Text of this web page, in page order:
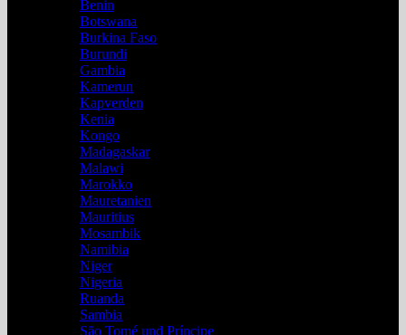
Benin
Botswana
Burkina Faso
Burundi
Gambia
Kamerun
Kapverden
Kenia
Kongo
Madagaskar
Malawi
Marokko
Mauretanien
Mauritius
Mosambik
Namibia
Niger
Nigeria
Ruanda
Sambia
São Tomé und Príncipe